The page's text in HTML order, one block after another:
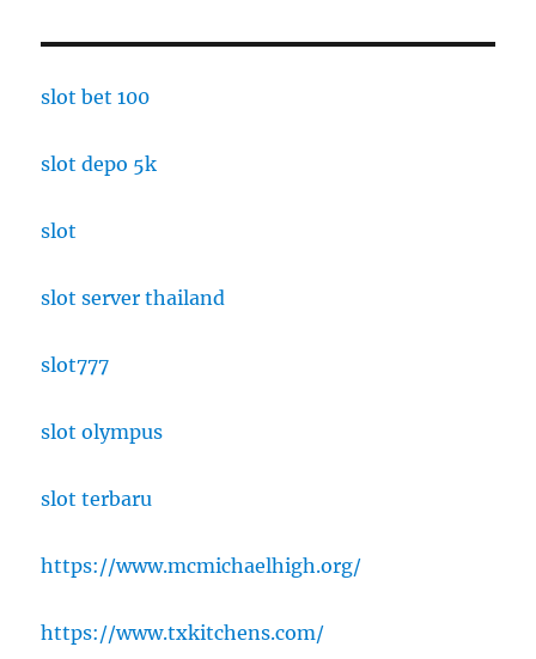
slot bet 100
slot depo 5k
slot
slot server thailand
slot777
slot olympus
slot terbaru
https://www.mcmichaelhigh.org/
https://www.txkitchens.com/